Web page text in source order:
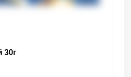
30г